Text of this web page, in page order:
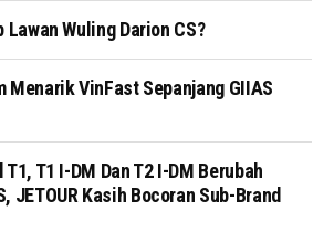
Wuling Darion CS?
Menarik VinFast Sepanjang GIIAS
T1 I-DM Dan T2 I-DM Berubah
JETOUR Kasih Bocoran Sub-Brand